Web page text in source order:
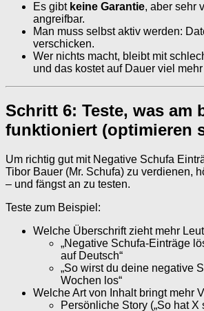
Es gibt keine Garantie, aber sehr
angreifbar.
Man muss selbst aktiv werden:
verschicken.
Wer nichts macht, bleibt mit
und das kostet auf Dauer viel
Schritt 6: Teste, was am
funktioniert (optimieren
Um richtig gut mit Negative Schufa
Tibor Bauer (Mr. Schufa) zu verdienen,
– und fängst an zu testen.
Teste zum Beispiel:
Welche Überschrift zieht mehr
„Negative Schufa-Einträge
auf Deutsch“
„So wirst du deine negative
Wochen los“
Welche Art von Inhalt bringt mehr
Persönliche Story („So hat X